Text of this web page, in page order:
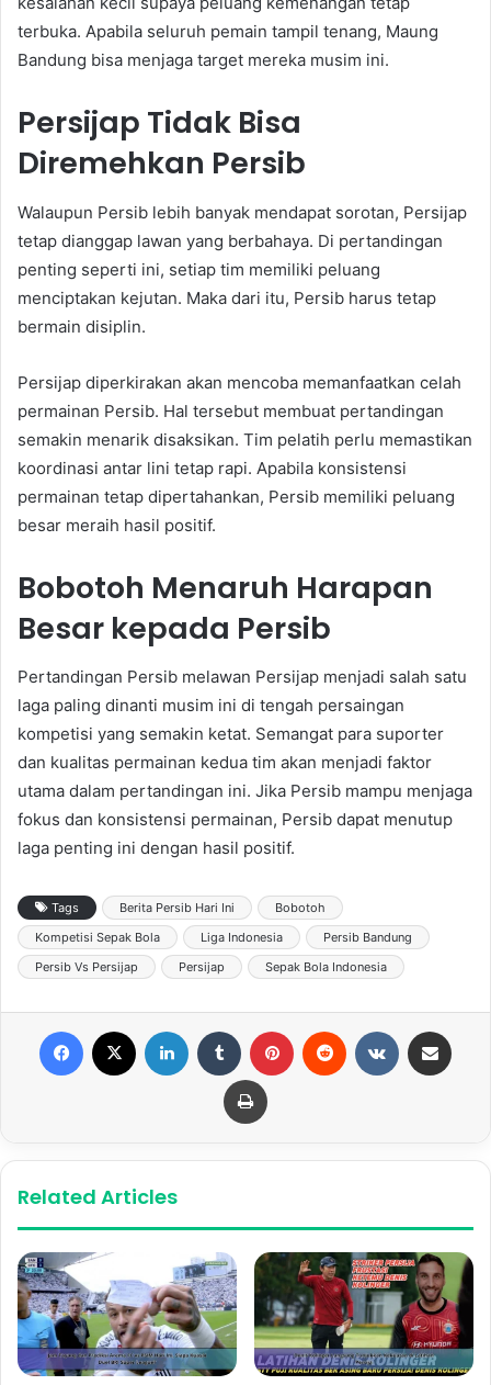
terbuka. Apabila seluruh pemain tampil tenang, Maung
Bandung bisa menjaga target mereka musim ini.
Persijap Tidak Bisa
Diremehkan Persib
Walaupun Persib lebih banyak mendapat sorotan, Persijap
tetap dianggap lawan yang berbahaya. Di pertandingan
penting seperti ini, setiap tim memiliki peluang
menciptakan kejutan. Maka dari itu, Persib harus tetap
bermain disiplin.
Persijap diperkirakan akan mencoba memanfaatkan celah
permainan Persib. Hal tersebut membuat pertandingan
semakin menarik disaksikan. Tim pelatih perlu memastikan
koordinasi antar lini tetap rapi. Apabila konsistensi
permainan tetap dipertahankan, Persib memiliki peluang
besar meraih hasil positif.
Bobotoh Menaruh Harapan
Besar kepada Persib
Pertandingan Persib melawan Persijap menjadi salah satu
laga paling dinanti musim ini di tengah persaingan
kompetisi yang semakin ketat. Semangat para suporter
dan kualitas permainan kedua tim akan menjadi faktor
utama dalam pertandingan ini. Jika Persib mampu menjaga
fokus dan konsistensi permainan, Persib dapat menutup
laga penting ini dengan hasil positif.
Tags Berita Persib Hari Ini
Bobotoh
Kompetisi Sepak Bola
Liga Indonesia
Persib Bandung
Persib Vs Persijap
Persijap Sepak Bola Indonesia
Print
Related Articles